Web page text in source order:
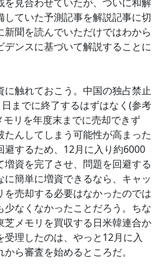
を見合わせていたが、ついに和解
していた予測記事を解説記事に切
新聞を読んでいただけではわから
デンスに基づいて解説することに
に触れておこう。中国の独占禁止
までに終了するはずはなく(参考
リを年度末までに売却できず
たんしてしまう可能性が高まった
避するため、12月に入り約6000
資を完了させ、問題を回避する
に簡単に増資できるなら、キャッ
を売却する必要はなかったのでは
少なくなかったことだろう。ちな
芝メモリを買収する日米韓連合か
受理したのは、やっと12月に入
ら審査を始めるところだ。